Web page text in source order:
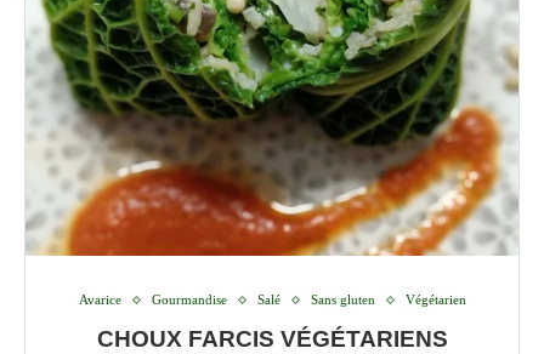
Avarice Gourmandise Salé Sans gluten Végétarien
CHOUX FARCIS VÉGÉTARIENS